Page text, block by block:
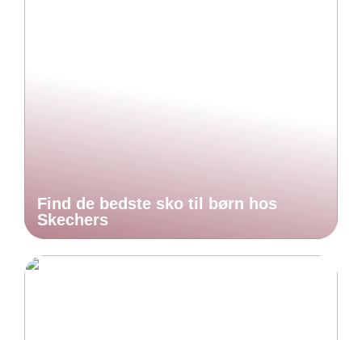
Find de bedste sko til børn hos
Skechers